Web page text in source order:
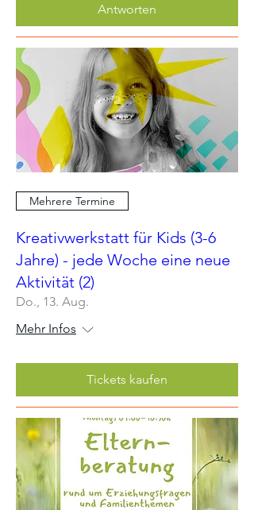
Antworten
Mehrere Termine
Kreativwerkstatt für Kids (3-6
Jahre) - jede Woche eine neue
Aktivität (2)
Do., 13. Aug.
Mehr Infos
Tickets kaufen